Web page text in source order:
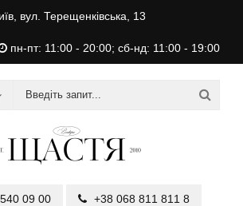
вул. Терещенківська, 13
пн-пт: 11:00 - 20:00; сб-нд: 11:00 - 19:00
09 00 +38 068 811 811 8